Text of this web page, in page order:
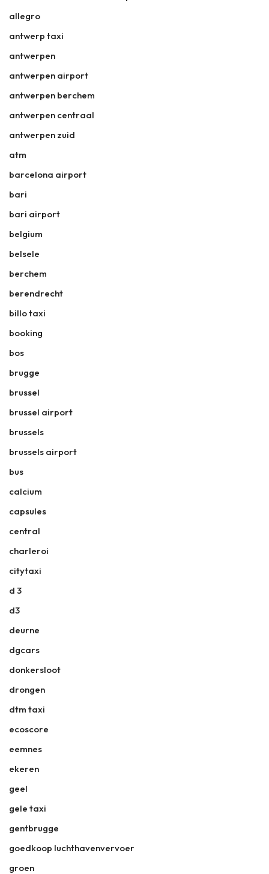
allegro
antwerp taxi
antwerpen
antwerpen airport
antwerpen berchem
antwerpen centraal
antwerpen zuid
atm
barcelona airport
bari
bari airport
belgium
belsele
berchem
berendrecht
billo taxi
booking
bos
brugge
brussel
brussel airport
brussels
brussels airport
bus
calcium
capsules
central
charleroi
citytaxi
d 3
d3
deurne
dgcars
donkersloot
drongen
dtm taxi
ecoscore
eemnes
ekeren
geel
gele taxi
gentbrugge
goedkoop luchthavenvervoer
groen